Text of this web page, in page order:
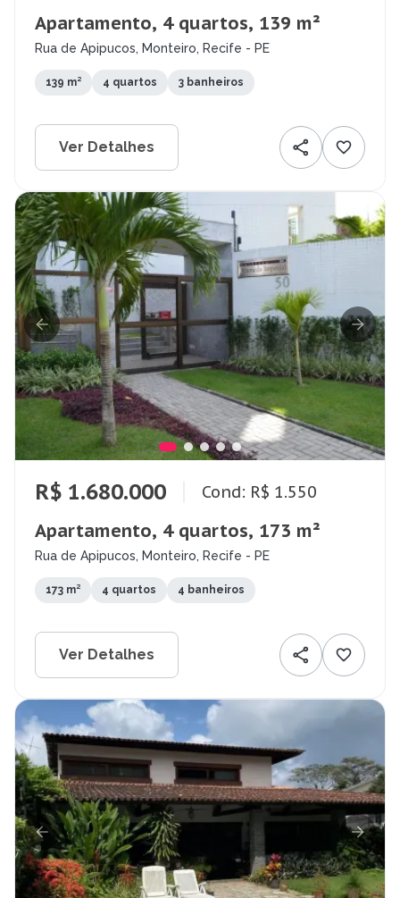
Apartamento, 4 quartos, 139 m²
Rua de Apipucos, Monteiro, Recife - PE
139 m² 4 quartos 3 banheiros
Ver Detalhes
R$ 1.680.000 Cond: R$ 1.550
Apartamento, 4 quartos, 173 m²
Rua de Apipucos, Monteiro, Recife - PE
173 m² 4 quartos 4 banheiros
Ver Detalhes